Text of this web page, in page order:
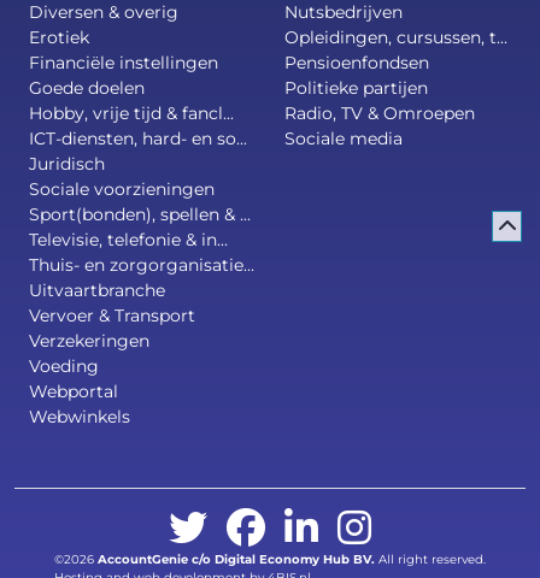
Diversen & overig
Erotiek
Financiële instellingen
Goede doelen
Hobby, vrije tijd & fancl...
ICT-diensten, hard- en so...
Juridisch
Nutsbedrijven
Opleidingen, cursussen, t...
Pensioenfondsen
Politieke partijen
Radio, TV & Omroepen
Sociale media
Sociale voorzieningen
Sport(bonden), spellen & ...
Televisie, telefonie & in...
Thuis- en zorgorganisatie...
Uitvaartbranche
Vervoer & Transport
Verzekeringen
Voeding
Webportal
Webwinkels
©2026 AccountGenie c/o Digital Economy Hub BV. All right reserved.